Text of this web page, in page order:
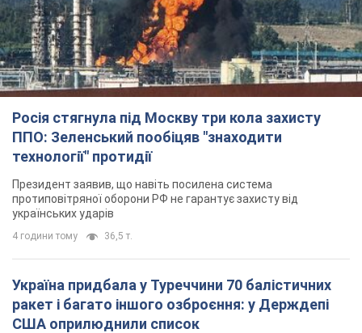
Росія стягнула під Москву три кола захисту
ППО: Зеленський пообіцяв "знаходити
технології" протидії
Президент заявив, що навіть посилена система
протиповітряної оборони РФ не гарантує захисту від
українських ударів
4 години тому 36,5 т.
Україна придбала у Туреччини 70 балістичних
ракет і багато іншого озброєння: у Держдепі
США оприлюднили список